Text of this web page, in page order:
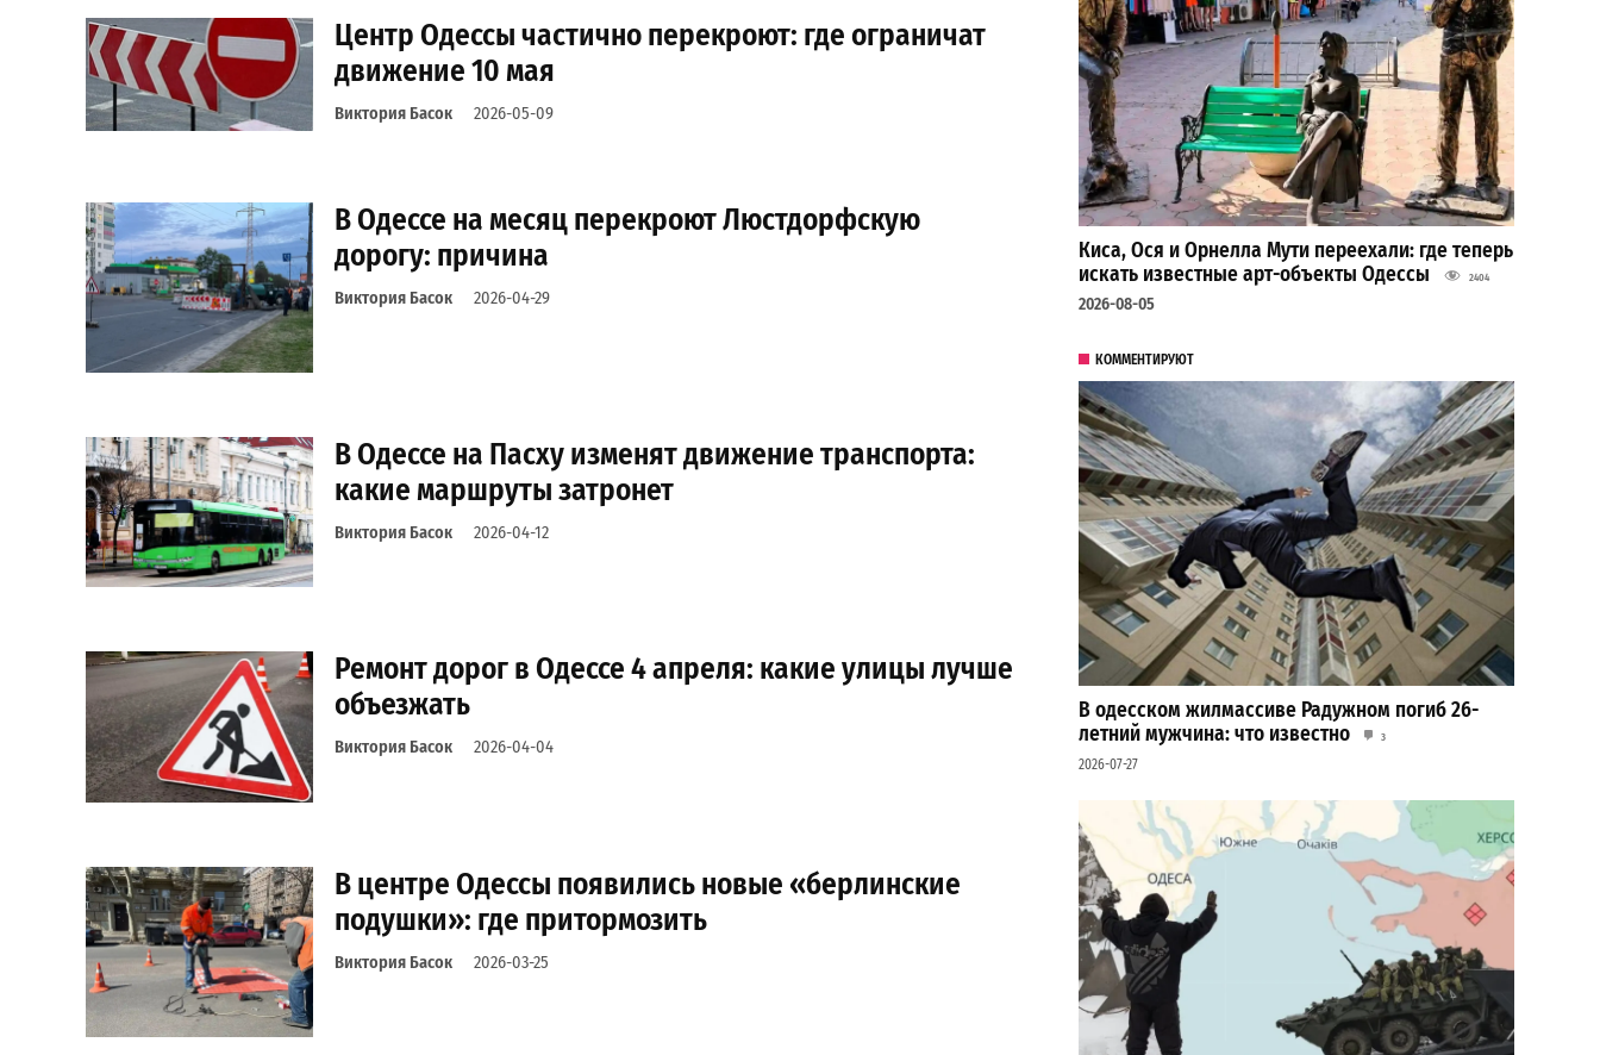
Центр Одессы частично перекроют: где ограничат
движение 10 мая
Виктория Басок 2026-05-09
В Одессе на месяц перекроют Люстдорфскую
дорогу: причина
Виктория Басок 2026-04-29
В Одессе на Пасху изменят движение транспорта:
какие маршруты затронет
Виктория Басок 2026-04-12
Ремонт дорог в Одессе 4 апреля: какие улицы лучше
объезжать
Виктория Басок 2026-04-04
В центре Одессы появились новые «берлинские
подушки»: где притормозить
Виктория Басок 2026-03-25
Киса, Ося и Орнелла Мути переехали: где теперь
искать известные арт-объекты Одессы
2404
2026-08-05
КОММЕНТИРУЮТ
В одесском жилмассиве Радужном погиб 26-
летний мужчина: что известно
3
2026-07-27